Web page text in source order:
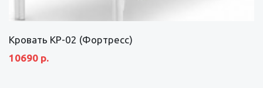
Кровать КР-02 (Фортресс)
10690 р.